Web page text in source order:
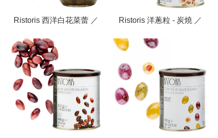
Ristoris 西洋白花菜蕾 ／
Ristoris 洋蔥粒 - 炭燒 ／